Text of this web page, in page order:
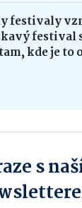
festivaly
festival
kde je to
s